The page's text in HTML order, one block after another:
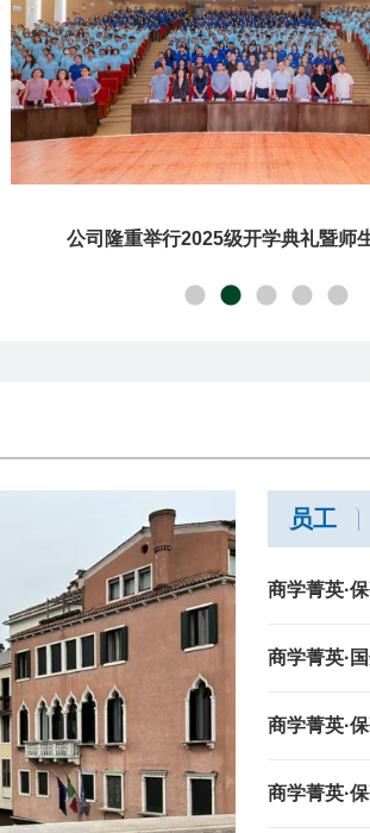
管理科学与信息管理系和MBA教育中心相
公司隆重举行2025级开学典礼暨师
员工
商学菁英·
商学菁英·
商学菁英·
商学菁英·